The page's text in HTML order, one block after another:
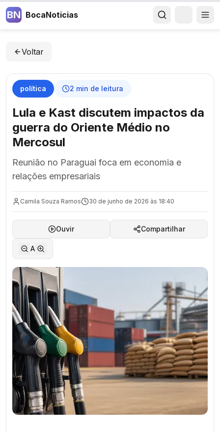
BN BocaNoticias
Voltar
política 2 min de leitura
Lula e Kast discutem impactos da
guerra do Oriente Médio no
Mercosul
Reunião no Paraguai foca em economia e
relações empresariais
Camila Souza Ramos 30 de junho de 2026 às 18:40
Ouvir Compartilhar
A